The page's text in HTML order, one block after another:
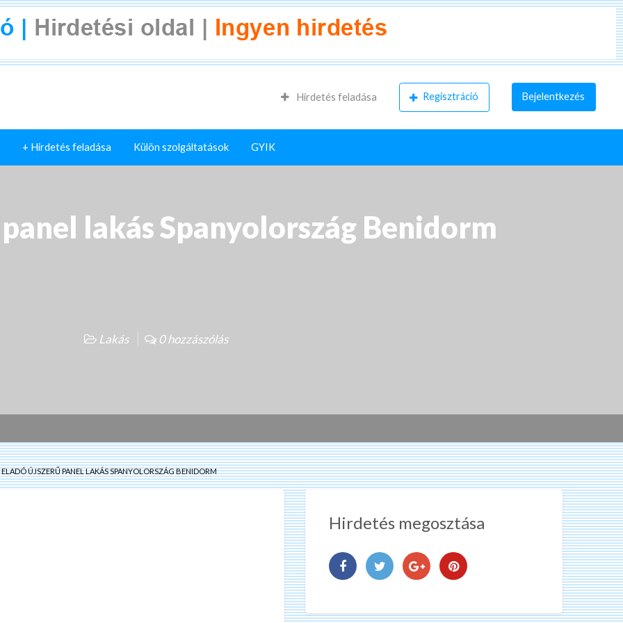
Hirdetés feladása Regisztráció Bejelentkezés
+ Hirdetés feladása Külön szolgáltatások GYIK
lakás Spanyolország Benidorm
Lakás 0 hozzászólás
ELADÓ ÚJSZERŰ PANEL LAKÁS SPANYOLORSZÁG BENIDORM
Hirdetés megosztása